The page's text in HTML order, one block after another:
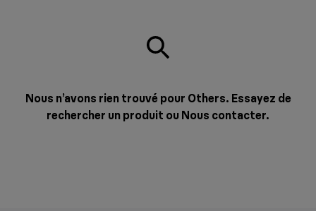
Nous n’avons rien trouvé pour Others. Essayez de
rechercher un produit ou Nous contacter.